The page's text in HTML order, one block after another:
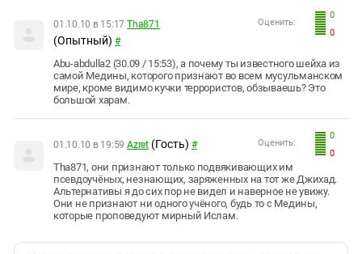
0
0
Оценить:
01.10.10 в 15:17 Tha871
(Опытный) #
Abu-abdulla2 (30.09 / 15:53), а почему ты известного шейха из
самой Медины, которого признают во всем мусульманском
мире, кроме видимо кучки террористов, обзываешь? Это
большой харам.
0
0
Оценить:
01.10.10 в 19:59 Azret (Гость) #
Tha871, они признают только подвякивающих им
псевдоучёных, незнающих, заряженных на тот же Джихад.
Альтернативы я до сих пор не видел и наверное не увижу.
Они не признают ни одного учёного, будь то с Медины,
которые проповедуют мирный Ислам.